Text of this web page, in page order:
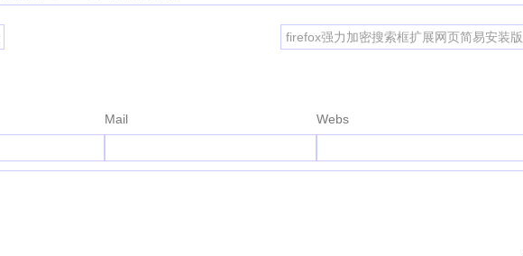
firefox强力加密搜索框扩展网页简易安装版
Mail Webs